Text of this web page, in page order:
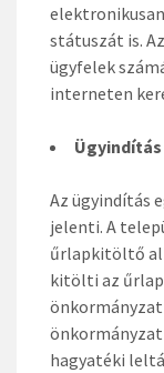
státuszát is.
ügyfelek
interneten
Ügyindítás
Az ügyindítás
jelenti. A
űrlapkitöltő
kitölti az
önkormányzat
hagyatéki